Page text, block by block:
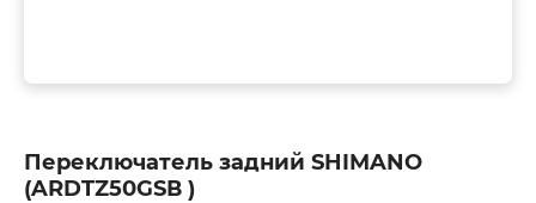
Переключатель задний SHIMANO
(ARDTZ50GSВ )